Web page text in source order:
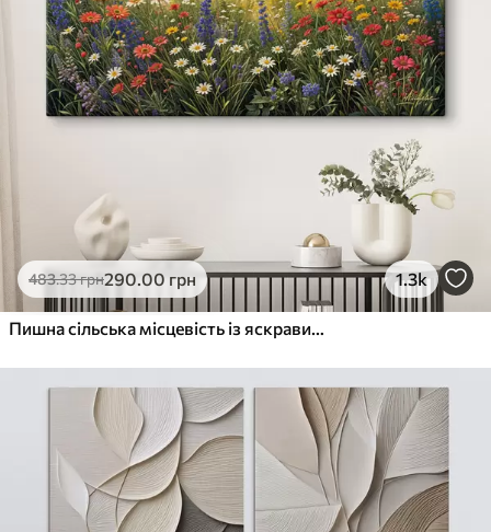
483.33грн290.00 грн 1.3k
Пишна сільська місцевість із яскравим лугом диких квітів, наповненим різнокольоровими квітами під хмарним небом